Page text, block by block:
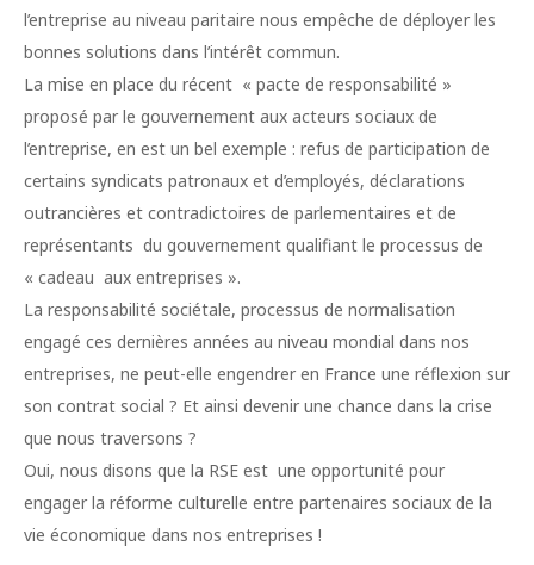
l’entreprise au niveau paritaire nous empêche de déployer les
bonnes solutions dans l’intérêt commun.
La mise en place du récent « pacte de responsabilité »
proposé par le gouvernement aux acteurs sociaux de
l’entreprise, en est un bel exemple : refus de participation de
certains syndicats patronaux et d’employés, déclarations
outrancières et contradictoires de parlementaires et de
représentants du gouvernement qualifiant le processus de
« cadeau aux entreprises ».
La responsabilité sociétale, processus de normalisation
engagé ces dernières années au niveau mondial dans nos
entreprises, ne peut-elle engendrer en France une réflexion sur
son contrat social ? Et ainsi devenir une chance dans la crise
que nous traversons ?
Oui, nous disons que la RSE est une opportunité pour
engager la réforme culturelle entre partenaires sociaux de la
vie économique dans nos entreprises !